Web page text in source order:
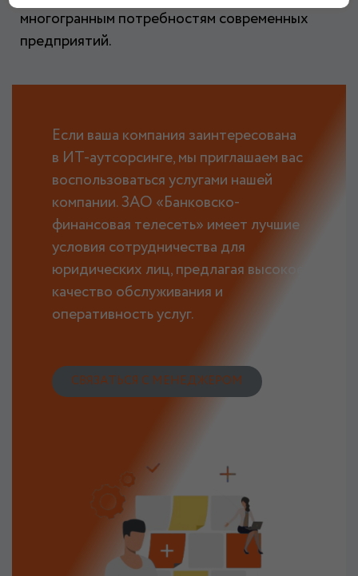
многогранным потребностям современных
предприятий.
Если ваша компания заинтересована
в ИТ-аутсорсинге, мы приглашаем вас
воспользоваться услугами нашей
компании. ЗАО «Банковско-
финансовая телесеть» имеет лучшие
условия сотрудничества для
юридических лиц, предлагая высокое
качество обслуживания и
оперативность услуг.
СВЯЗАТЬСЯ С МЕНЕДЖЕРОМ